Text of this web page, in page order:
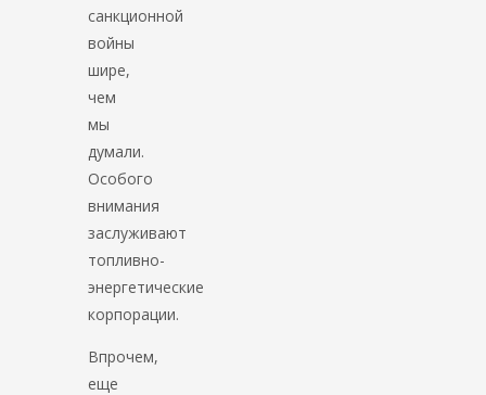
санкционной
войны
шире,
чем
мы
думали.
Особого
внимания
заслуживают
топливно-
энергетические
корпорации.
Впрочем,
еще